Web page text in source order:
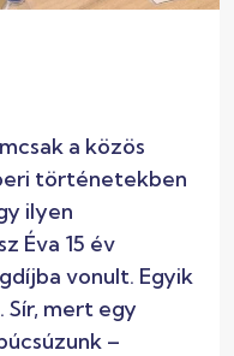
a közös
történetekben
ilyen
Éva 15 év
vonult. Egyik
Sír, mert egy
–